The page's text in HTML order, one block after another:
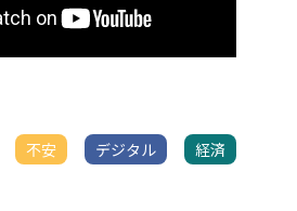
不安 デジタル 経済